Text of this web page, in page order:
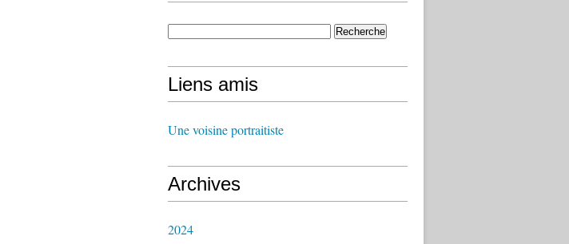
Liens amis
Une voisine portraitiste
Archives
2024